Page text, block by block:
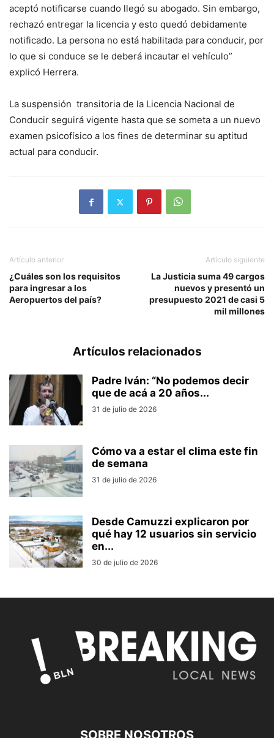
aceptó notificarse cuando llegó su abogado. Sin embargo,
rechazó entregar la licencia y esto quedó debidamente
notificado. La persona no está habilitada para conducir, por
lo que si conduce se le deberá incautar el vehículo”
explicó Herrera.
La suspensión transitoria de la Licencia Nacional de
Conducir seguirá vigente hasta que se someta a un nuevo
examen psicofísico a los fines de determinar su aptitud
actual para conducir.
Artículo anterior
¿Cuáles son los requisitos
para ingresar a los
Aeropuertos del país?
Artículo siguiente
La Justicia suma 49 cargos
nuevos y presentó un
presupuesto 2021 de casi 5
mil millones
Artículos relacionados
Padre Iván: “No podemos decir
que de acá a 20 años...
31 de julio de 2026
Cómo va a estar el clima este fin
de semana
31 de julio de 2026
Desde Camuzzi explicaron por
qué hay 12 usuarios sin servicio
en...
30 de julio de 2026
SOBRE NOSOTROS